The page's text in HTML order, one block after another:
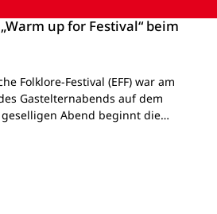
up for Festival“ beim
Folklore-Festival (EFF) war am
Gastelternabends auf dem
Abend beginnt die…